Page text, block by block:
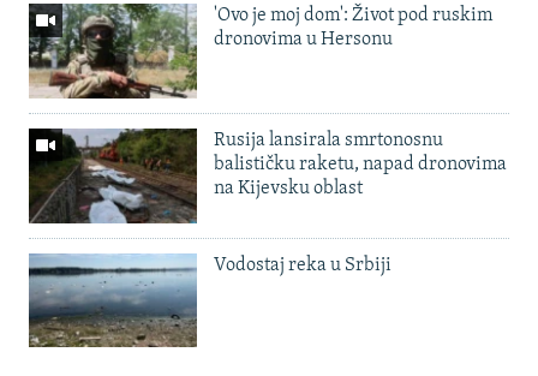
'Ovo je moj dom': Život pod ruskim
dronovima u Hersonu
Rusija lansirala smrtonosnu
balističku raketu, napad dronovima
na Kijevsku oblast
Vodostaj reka u Srbiji